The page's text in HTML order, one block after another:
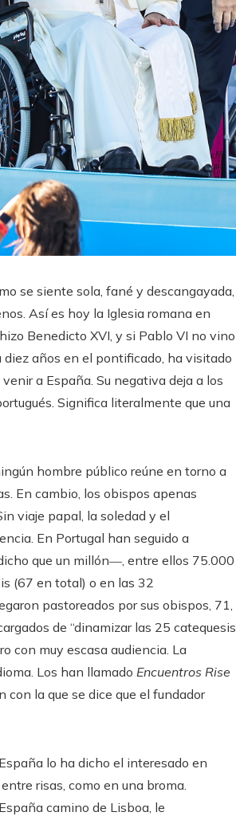
se siente sola, fané y descangayada,
Así es hoy la Iglesia romana en
Benedicto XVI, y si Pablo VI no vino
años en el pontificado, ha visitado
a España. Su negativa deja a los
Significa literalmente que una
hombre público reúne en torno a
En cambio, los obispos apenas
viaje papal, la soledad y el
En Portugal han seguido a
que un millón―, entre ellos 75.000
(67 en total) o en las 32
pastoreados por sus obispos, 71,
de “dinamizar las 25 catequesis
con muy escasa audiencia. La
Los han llamado Encuentros Rise
con la que se dice que el fundador
lo ha dicho el interesado en
risas, como en una broma.
camino de Lisboa, le